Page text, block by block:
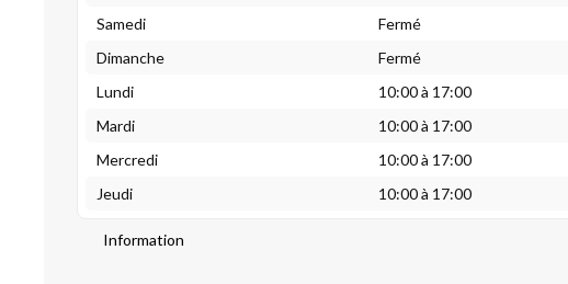
Samedi
Fermé
Dimanche
Fermé
Lundi
10:00 à 17:00
Mardi
10:00 à 17:00
Mercredi
10:00 à 17:00
Jeudi
10:00 à 17:00
Information